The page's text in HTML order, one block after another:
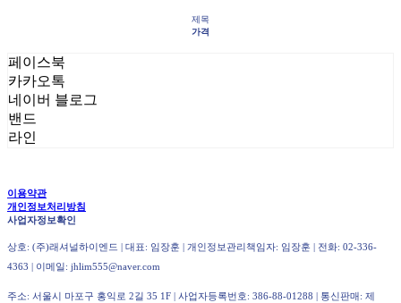
제목
가격
페이스북
카카오톡
네이버 블로그
밴드
라인
이용약관
개인정보처리방침
사업자정보확인
상호: (주)래셔널하이엔드 | 대표: 임장훈 | 개인정보관리책임자: 임장훈 | 전화: 02-336-
4363 | 이메일: jhlim555@naver.com
주소: 서울시 마포구 홍익로 2길 35 1F | 사업자등록번호: 386-88-01288 | 통신판매: 제